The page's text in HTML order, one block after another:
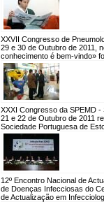
XXVII Congresso de
29 e 30 de Outubro de 2011,
conhecimento é bem-vindo»
XXXI Congresso da SPEMD
21 e 22 de Outubro de 2011
Sociedade Portuguesa de
12º Encontro Nacional de
de Doenças Infecciosas do
de Actualização em